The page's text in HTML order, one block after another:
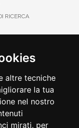
altre tecniche
la tua
nel nostro
mirati, per
RICERCA
CREDITO